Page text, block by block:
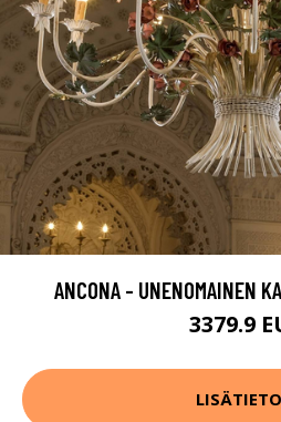
ANCONA - UNENOMAINEN
3379.9